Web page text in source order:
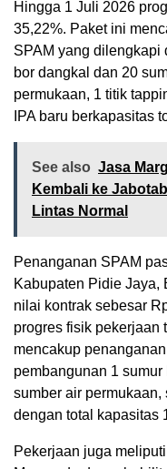
Hingga 1 Juli 2026
35,22%. Paket ini
SPAM yang dilengkapi
bor dangkal dan 20
permukaan, 1 titik
IPA baru berkapasitas
See also Jasa
Kembali ke
Lintas Normal
Penanganan SPAM
Kabupaten Pidie Jaya,
nilai kontrak sebesar
progres fisik pekerjaan
mencakup
pembangunan 1
sumber air permukaan,
dengan total kapasitas
Pekerjaan juga